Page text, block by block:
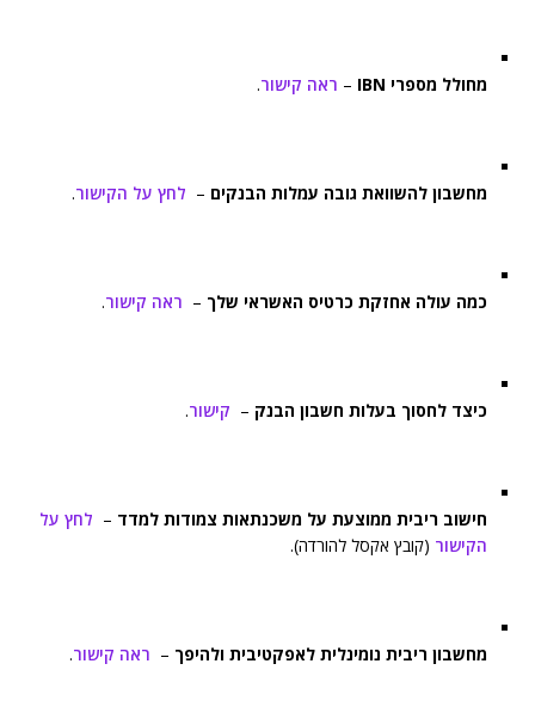
מחולל מספרי IBN – ראה קישור.
מחשבון להשוואת גובה עמלות הבנקים – לחץ על הקישור.
כמה עולה אחזקת כרטיס האשראי שלך – ראה קישור.
כיצד לחסוך בעלות חשבון הבנק – קישור.
חישוב ריבית ממוצעת על משכנתאות צמודות למדד – לחץ על
הקישור (קובץ אקסל להורדה).
מחשבון ריבית נומינלית לאפקטיבית ולהיפך – ראה קישור.